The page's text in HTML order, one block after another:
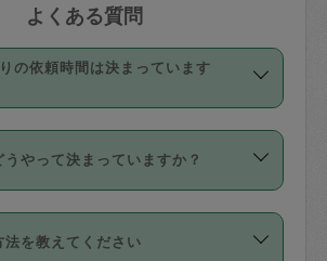
よくある質問
の依頼時間は決まっています
つき3時間固定です。3時間を
頼したい場合は、延長機能をご
さい。機能をご利用いただくに
申請することが必要です。な
うやって決まっていますか？
価格帯の中からタスカジさん自
を選んで設定しています。
法を教えてください